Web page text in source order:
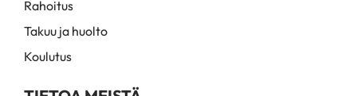
Rahoitus
Takuu ja huolto
Koulutus